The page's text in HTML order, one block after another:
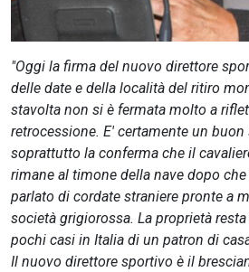
"Oggi la firma del nuovo direttore
delle date e della località del ritiro
stavolta non si è fermata molto a
retrocessione. E' certamente un buon
soprattutto la conferma che il
rimane al timone della nave dopo
parlato di cordate straniere pronte a
società grigiorossa. La proprietà
pochi casi in Italia di un patron di
Il nuovo direttore sportivo è il